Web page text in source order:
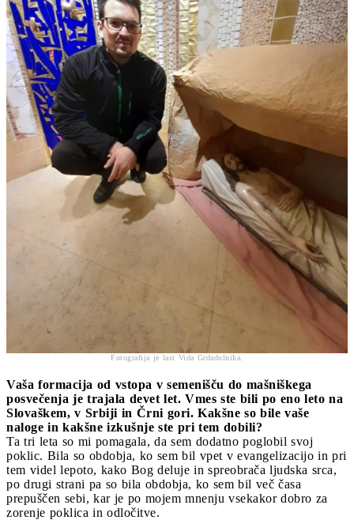
Fotografija je last Vida Grdadolnika.
Vaša formacija od vstopa v semenišču do mašniškega
posvečenja je trajala devet let. Vmes ste bili po eno leto na
Slovaškem, v Srbiji in Črni gori. Kakšne so bile vaše
naloge in kakšne izkušnje ste pri tem dobili?
Ta tri leta so mi pomagala, da sem dodatno poglobil svoj
poklic. Bila so obdobja, ko sem bil vpet v evangelizacijo in pri
tem videl lepoto, kako Bog deluje in spreobrača ljudska srca,
po drugi strani pa so bila obdobja, ko sem bil več časa
prepuščen sebi, kar je po mojem mnenju vsekakor dobro za
zorenje poklica in odločitve.